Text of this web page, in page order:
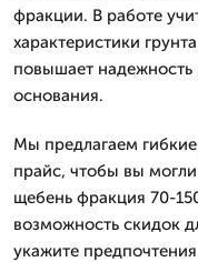
фракции. В работе
характеристики
повышает надежность
основания.
Мы предлагаем
прайс, чтобы вы
щебень фракция 70-
возможность скидок
укажите